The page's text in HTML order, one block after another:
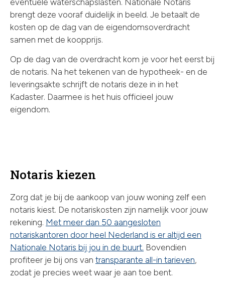
eventuele waterschapslasten. Nationale Notaris
brengt deze vooraf duidelijk in beeld. Je betaalt de
kosten op de dag van de eigendomsoverdracht
samen met de koopprijs.
Op de dag van de overdracht kom je voor het eerst bij
de notaris. Na het tekenen van de hypotheek- en de
leveringsakte schrijft de notaris deze in in het
Kadaster. Daarmee is het huis officieel jouw
eigendom.
Notaris kiezen
Zorg dat je bij de aankoop van jouw woning zelf een
notaris kiest. De notariskosten zijn namelijk voor jouw
rekening. Met meer dan 50 aangesloten
notariskantoren door heel Nederland is er altijd een
Nationale Notaris bij jou in de buurt. Bovendien
profiteer je bij ons van transparante all-in tarieven,
zodat je precies weet waar je aan toe bent.